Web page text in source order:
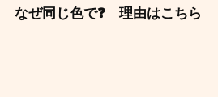
なぜ同じ色で❓ 理由はこちら